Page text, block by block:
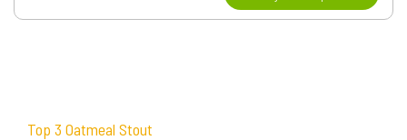
Top 3 Oatmeal Stout